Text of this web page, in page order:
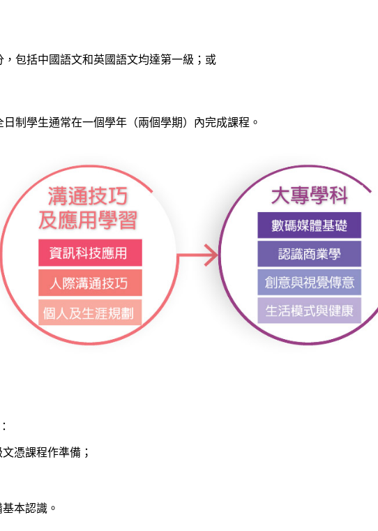
包括中國語文和英國語文均達第一級；或
制學生通常在一個學年（兩個學期）內完成課程。
憑課程作準備；
本認識。